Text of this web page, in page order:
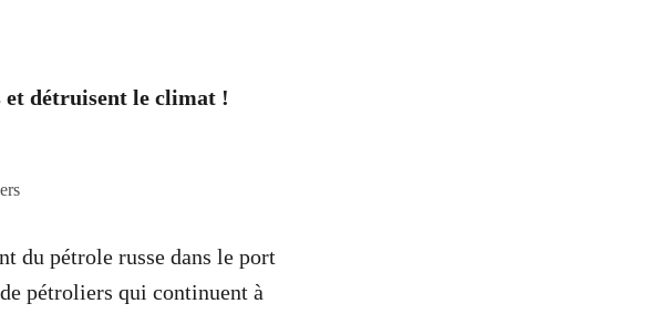
et détruisent le climat !
du pétrole russe dans le port
pétroliers qui continuent à